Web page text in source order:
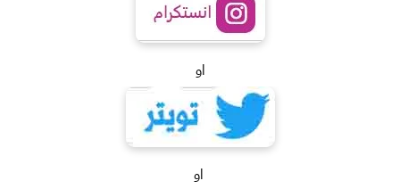
او
او